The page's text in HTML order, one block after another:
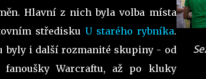
Hlavní z nich byla volba místa
středisku U starého rybníka.
byly i další rozmanité skupiny - od
fanoušky Warcraftu, až po kluky